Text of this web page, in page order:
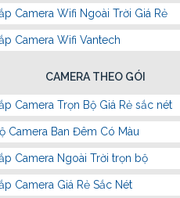
Camera Wifi Ngoài Trời Giá Rẻ
Camera Wifi Vantech
CAMERA THEO GÓI
Camera Trọn Bộ Giá Rẻ sắc nét
Camera Ban Đêm Có Màu
Camera Ngoài Trời trọn bộ
Camera Giá Rẻ Sắc Nét